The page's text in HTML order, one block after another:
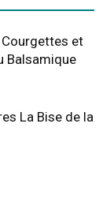
et
Balsamique
La Bise de la